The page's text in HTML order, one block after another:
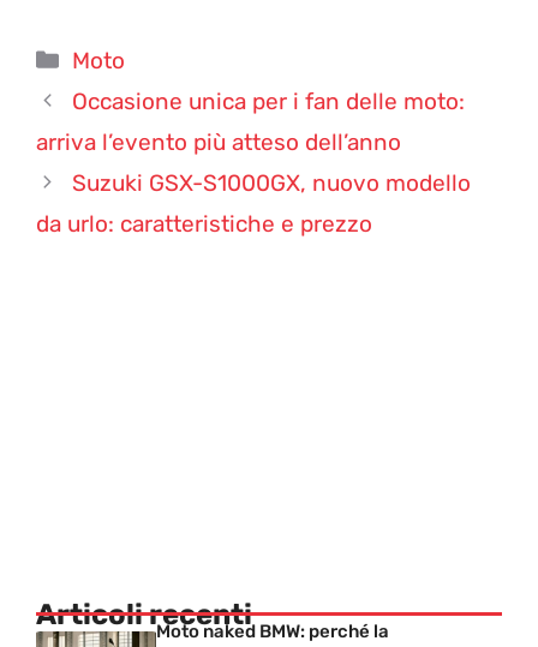
Categorie
Moto
Occasione unica per i fan delle moto:
arriva l’evento più atteso dell’anno
Suzuki GSX-S1000GX, nuovo modello
da urlo: caratteristiche e prezzo
Articoli recentiMoto naked BMW: perché la